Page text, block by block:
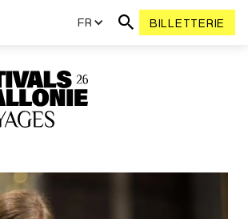
FR BILLETTERIE